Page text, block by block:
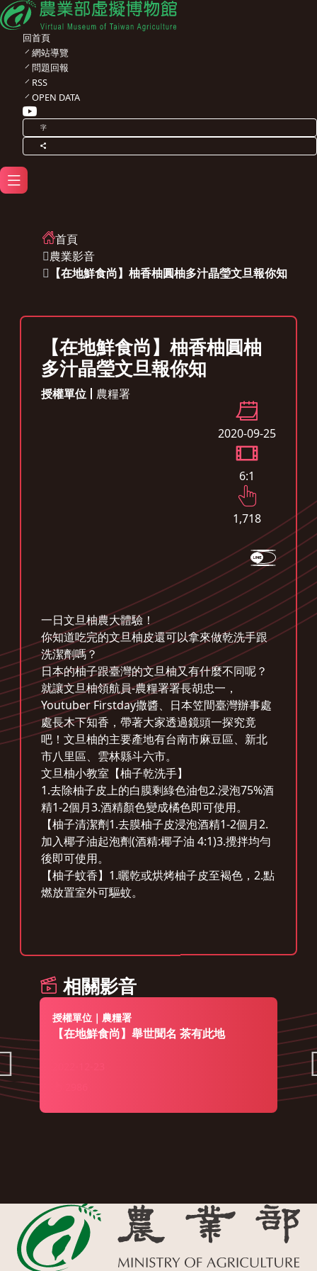
回首頁
網站導覽
問題回報
RSS
OPEN DATA
字
首頁
農業影音
【在地鮮食尚】柚香柚圓柚多汁晶瑩文旦報你知
【在地鮮食尚】柚香柚圓柚
多汁晶瑩文旦報你知
授權單位 農糧署
2020-09-25
6:1
1,718
一日文旦柚農大體驗！
你知道吃完的文旦柚皮還可以拿來做乾洗手跟
洗潔劑嗎？
日本的柚子跟臺灣的文旦柚又有什麼不同呢？
就讓文旦柚領航員-農糧署署長胡忠一，
Youtuber Firstday撒醬、日本笠間臺灣辦事處
處長木下知香，帶著大家透過鏡頭一探究竟
吧！文旦柚的主要產地有台南市麻豆區、新北
市八里區、雲林縣斗六市。
文旦柚小教室【柚子乾洗手】
1.去除柚子皮上的白膜剩綠色油包2.浸泡75%酒
精1-2個月3.酒精顏色變成橘色即可使用。
【柚子清潔劑1.去膜柚子皮浸泡酒精1-2個月2.
加入椰子油起泡劑(酒精:椰子油 4:1)3.攪拌均勻
後即可使用。
【柚子蚊香】1.曬乾或烘烤柚子皮至褐色，2.點
燃放置室外可驅蚊。
相關影音
授權單位｜農糧署
【在地鮮食尚】舉世聞名 茶有此地